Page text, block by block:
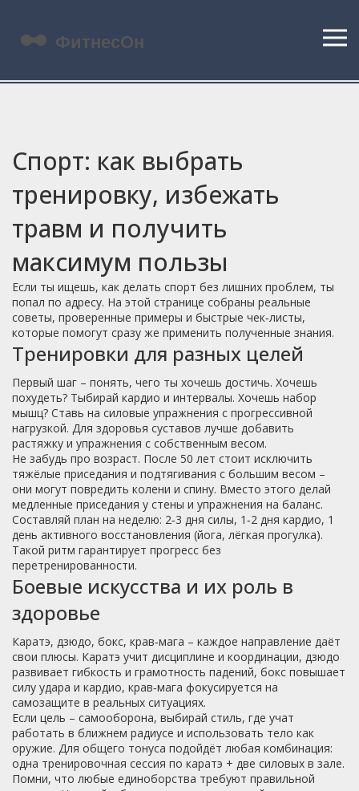
Спорт: как выбрать
тренировку, избежать
травм и получить
максимум пользы
Если ты ищешь, как делать спорт без лишних проблем, ты
попал по адресу. На этой странице собраны реальные
советы, проверенные примеры и быстрые чек‑листы,
которые помогут сразу же применить полученные знания.
Тренировки для разных целей
Первый шаг – понять, чего ты хочешь достичь. Хочешь
похудеть? Тыбирай кардио и интервалы. Хочешь набор
мышц? Ставь на силовые упражнения с прогрессивной
нагрузкой. Для здоровья суставов лучше добавить
растяжку и упражнения с собственным весом.
Не забудь про возраст. После 50 лет стоит исключить
тяжёлые приседания и подтягивания с большим весом –
они могут повредить колени и спину. Вместо этого делай
медленные приседания у стены и упражнения на баланс.
Составляй план на неделю: 2‑3 дня силы, 1‑2 дня кардио, 1
день активного восстановления (йога, лёгкая прогулка).
Такой ритм гарантирует прогресс без
перетренированности.
Боевые искусства и их роль в
здоровье
Каратэ, дзюдо, бокс, крав‑мага – каждое направление даёт
свои плюсы. Каратэ учит дисциплине и координации, дзюдо
развивает гибкость и грамотность падений, бокс повышает
силу удара и кардио, крав‑мага фокусируется на
самозащите в реальных ситуациях.
Если цель – самооборона, выбирай стиль, где учат
работать в ближнем радиусе и использовать тело как
оружие. Для общего тонуса подойдёт любая комбинация:
одна тренировочная сессия по каратэ + две силовых в зале.
Помни, что любые единоборства требуют правильной